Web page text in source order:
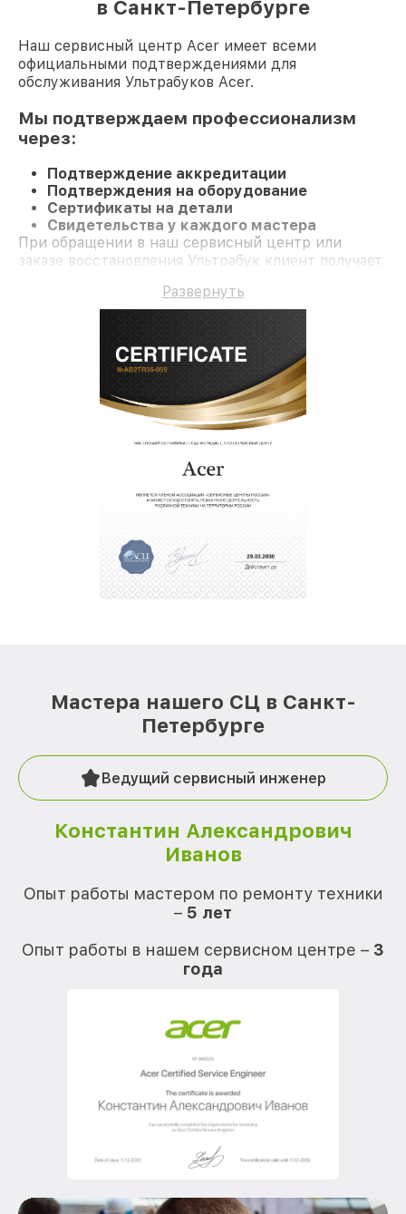
в Санкт-Петербурге
Наш сервисный центр Acer имеет всеми
официальными подтверждениями для
обслуживания Ультрабуков Acer.
Мы подтверждаем профессионализм
через:
Подтверждение аккредитации
Подтверждения на оборудование
Сертификаты на детали
Свидетельства у каждого мастера
При обращении в наш сервисный центр или
заказе восстановления Ультрабук клиент получает
гарантию на ремонт и детали.
Развернуть
Мастера нашего СЦ в Санкт-
Петербурге
Ведущий сервисный инженер
Константин Александрович
Иванов
Опыт работы мастером по ремонту техники
– 5 лет
Опыт работы в нашем сервисном центре – 3
года